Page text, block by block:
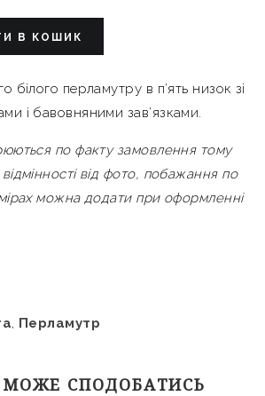
В КОШИК
білого перламутру в п’ять низок зі
і бавовняними зав’язками.
по факту замовлення тому
від фото, побажання по
можна додати при оформленні
, Перламутр
СПОДОБАТИСЬ